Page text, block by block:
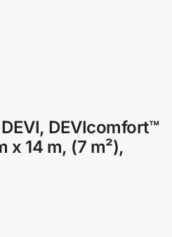
DEVIcomfort™
x 14 m, (7 m²),